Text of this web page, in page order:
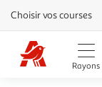
Aller
directement
au
contenu
Aller
directement
Choisir vos courses
Rayons